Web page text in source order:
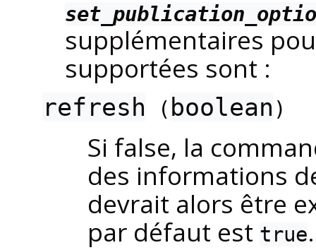
supplémentaires
supportées sont :
refresh ( boolean )
Si false, la
des informations
devrait alors être
par défaut est true.